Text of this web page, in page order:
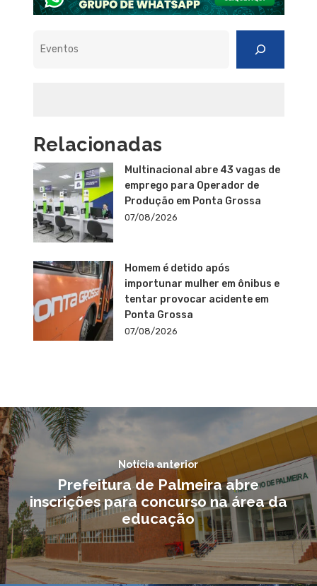
Relacionadas
Multinacional abre 43 vagas de
emprego para Operador de
Produção em Ponta Grossa
07/08/2026
Homem é detido após
importunar mulher em ônibus e
tentar provocar acidente em
Ponta Grossa
07/08/2026
Notícia anterior
Prefeitura de Palmeira abre
inscrições para concurso na área da
educação